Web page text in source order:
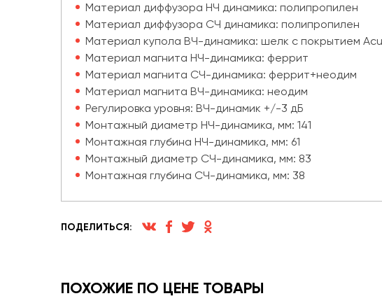
Материал диффузора НЧ динамика: полипропилен
Материал диффузора СЧ динамика: полипропилен
Материал купола ВЧ-динамика: шелк с покрытием
Материал магнита НЧ-динамика: феррит
Материал магнита СЧ-динамика: феррит+неодим
Материал магнита ВЧ-динамика: неодим
Регулировка уровня: ВЧ-динамик +/-3 дБ
Монтажный диаметр НЧ-динамика, мм: 141
Монтажная глубина НЧ-динамика, мм: 61
Монтажный диаметр СЧ-динамика, мм: 83
Монтажная глубина СЧ-динамика, мм: 38
ПОДЕЛИТЬСЯ:
ПОХОЖИЕ ПО ЦЕНЕ ТОВАРЫ